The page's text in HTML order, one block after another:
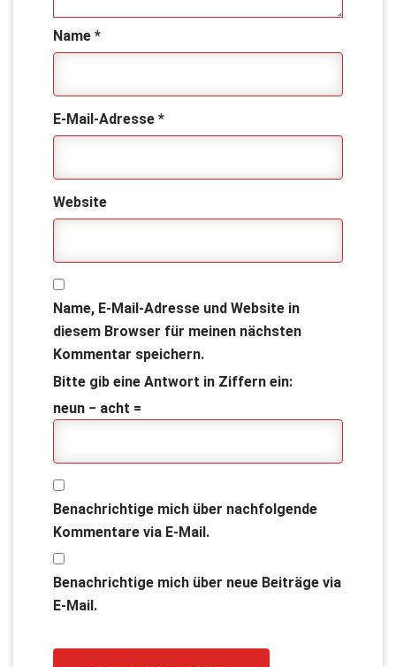
Name *
E-Mail-Adresse *
Website
Name, E-Mail-Adresse und Website in
diesem Browser für meinen nächsten
Kommentar speichern.
Bitte gib eine Antwort in Ziffern ein:
neun − acht =
Benachrichtige mich über nachfolgende
Kommentare via E-Mail.
Benachrichtige mich über neue Beiträge via
E-Mail.